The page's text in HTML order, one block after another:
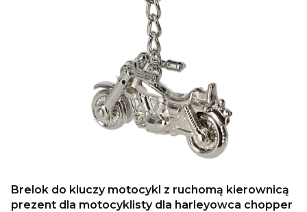
Brelok do kluczy motocykl z ruchomą kierownicą
prezent dla motocyklisty dla harleyowca chopper